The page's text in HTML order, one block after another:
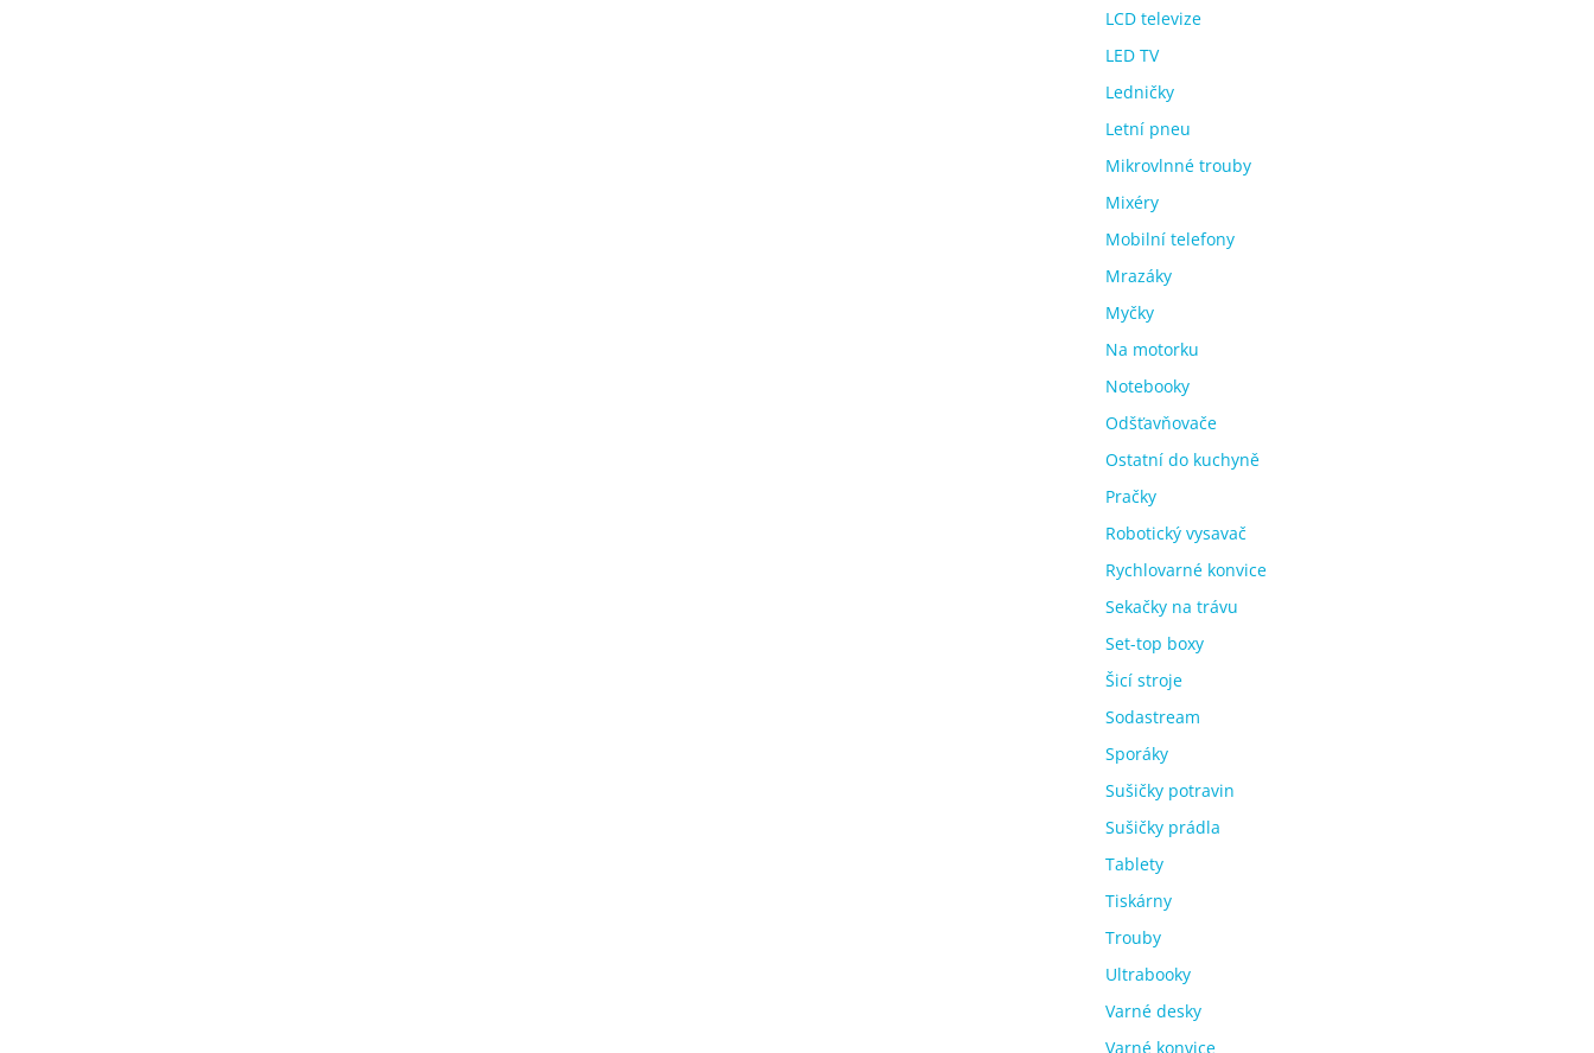
LCD televize
LED TV
Ledničky
Letní pneu
Mikrovlnné trouby
Mixéry
Mobilní telefony
Mrazáky
Myčky
Na motorku
Notebooky
Odšťavňovače
Ostatní do kuchyně
Pračky
Robotický vysavač
Rychlovarné konvice
Sekačky na trávu
Set-top boxy
Šicí stroje
Sodastream
Sporáky
Sušičky potravin
Sušičky prádla
Tablety
Tiskárny
Trouby
Ultrabooky
Varné desky
Varné konvice